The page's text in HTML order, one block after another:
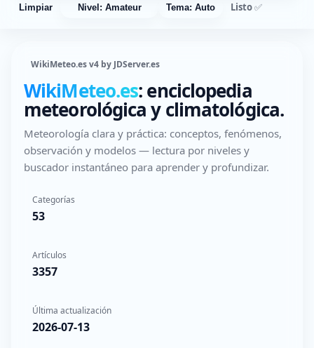
Limpiar Nivel: Amateur Tema: Auto Listo ✅
WikiMeteo.es v4 by JDServer.es
WikiMeteo.es: enciclopedia
meteorológica y climatológica.
Meteorología clara y práctica: conceptos, fenómenos,
observación y modelos — lectura por niveles y
buscador instantáneo para aprender y profundizar.
Categorías
53
Artículos
3357
Última actualización
2026-07-13